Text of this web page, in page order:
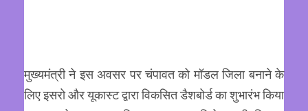
मुख्यमंत्री ने इस अवसर पर चंपावत को मॉडल जिला बनाने के
लिए इसरो और यूकास्ट द्वारा विकसित डैशबोर्ड का शुभारंभ किया